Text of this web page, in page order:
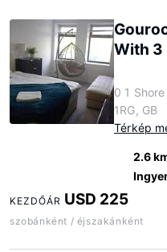
With 3
0 1
1RG, GB
Térkép
2.6
KEZDŐÁR USD 225
szobánként / éjszakánként